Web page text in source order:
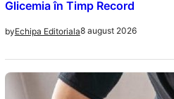
Glicemia în Timp Record
byEchipa Editoriala8 august 2026